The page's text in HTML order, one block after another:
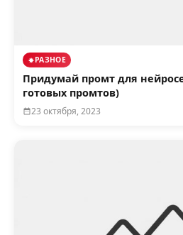
РАЗНОЕ
Придумай промт для
готовых промтов)
23 октября, 2023